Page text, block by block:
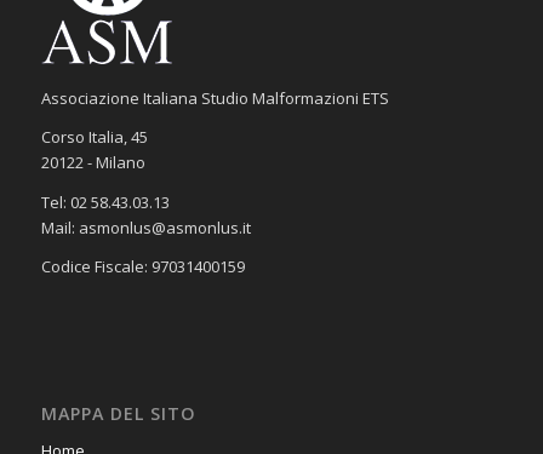
Associazione Italiana Studio Malformazioni ETS
Corso Italia, 45
20122 - Milano
Tel: 02 58.43.03.13
Mail: asmonlus@asmonlus.it
Codice Fiscale: 97031400159
MAPPA DEL SITO